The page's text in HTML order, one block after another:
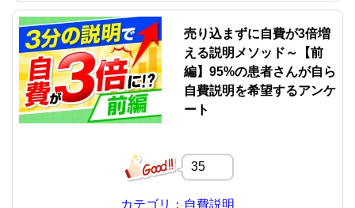
売り込まずに自費が3倍増
える説明メソッド～【前
編】95%の患者さんが自ら
自費説明を希望するアンケ
ート
35
カテゴリ：自費説明